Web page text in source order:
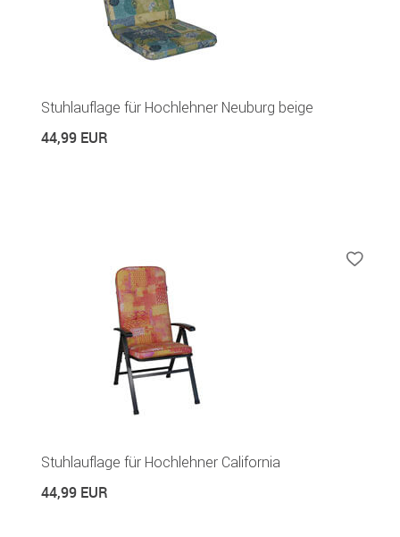
Stuhlauflage für Hochlehner Neuburg beige
44,99 EUR
Stuhlauflage für Hochlehner California
44,99 EUR